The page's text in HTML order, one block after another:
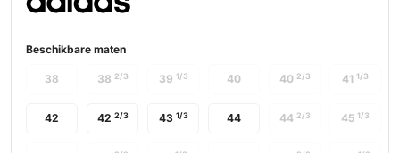
Beschikbare maten
42 42 2/3 43 1/3 44
38 38 2/3 39 1/3 40 40 2/3 41 1/3
44 2/3 45 1/3